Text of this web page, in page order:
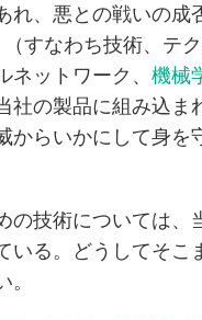
れ、悪との戦いの成
すなわち技術、テク
ットワーク、 機械
社の製品に組み込ま
からいかにして身を
の技術については、
いる。どうしてそこ